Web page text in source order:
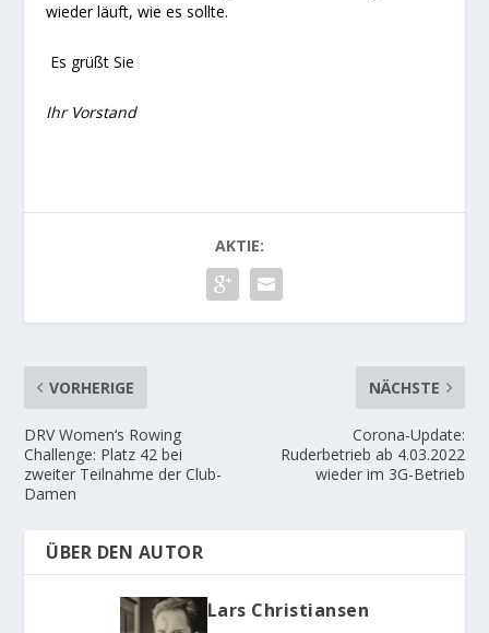
wieder läuft, wie es sollte.
Es grüßt Sie
Ihr Vorstand
AKTIE:
VORHERIGE
DRV Women‘s Rowing
Challenge: Platz 42 bei
zweiter Teilnahme der Club-
Damen
NÄCHSTE
Corona-Update:
Ruderbetrieb ab 4.03.2022
wieder im 3G-Betrieb
ÜBER DEN AUTOR
Lars Christiansen